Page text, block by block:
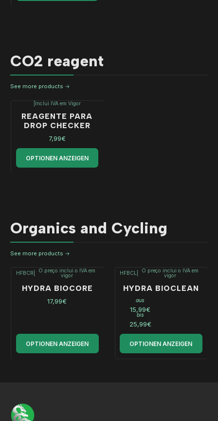
CO2 reagent
See more products
Inclui IVA em Vigor
REAGENTE PARA
DROP CHECKER
7,99€
OPTIONEN ANZEIGEN
Organics and Cycling
See more products
HFBCR O preço inclui o IVA em
vigor
HYDRA BIOCORE
17,99€
OPTIONEN ANZEIGEN
HFBCL O preço inclui o IVA em
vigor
HYDRA BIOCLEAN
aus
15,99€
bis
25,99€
OPTIONEN ANZEIGEN